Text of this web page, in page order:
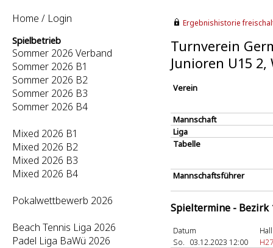
Home / Login
Spielbetrieb
Sommer 2026 Verband
Sommer 2026 B1
Sommer 2026 B2
Sommer 2026 B3
Sommer 2026 B4
Mixed 2026 B1
Mixed 2026 B2
Mixed 2026 B3
Mixed 2026 B4
Pokalwettbewerb 2026
Beach Tennis Liga 2026
Padel Liga BaWü 2026
Ergebnishistorie
Turnverein
Junioren U15
Verein
Mannschaft
Liga
Tabelle
Mannschaftsführer
Spieltermine - Bezirk
Datum
So. 03.12.2023 12:00